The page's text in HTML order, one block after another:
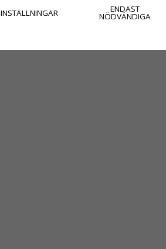
INSTÄLLNINGAR ENDAST
NÖDVÄNDIGA